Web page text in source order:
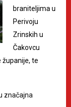
braniteljima u
Perivoju
Zrinskih u
Čakovcu
te
značajna